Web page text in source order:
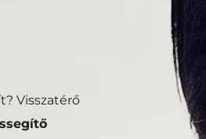
Visszatérő